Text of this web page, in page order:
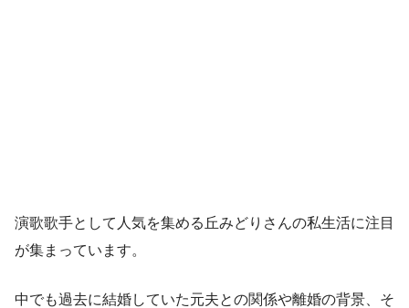
演歌歌手として人気を集める丘みどりさんの私生活に注目
が集まっています。
中でも過去に結婚していた元夫との関係や離婚の背景、そ